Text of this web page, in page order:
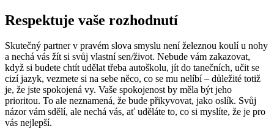
Respektuje vaše rozhodnutí
Skutečný partner v pravém slova smyslu není železnou koulí u nohy
a nechá vás žít si svůj vlastní sen/život. Nebude vám zakazovat,
když si budete chtít udělat třeba autoškolu, jít do tanečních, učit se
cizí jazyk, vezmete si na sebe něco, co se mu nelíbí – důležité totiž
je, že jste spokojená vy. Vaše spokojenost by měla být jeho
prioritou. To ale neznamená, že bude přikyvovat, jako oslík. Svůj
názor vám sdělí, ale nechá vás, ať uděláte to, co si myslíte, že je pro
vás nejlepší.